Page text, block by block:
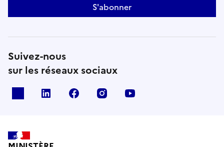
S'abonner
Suivez-nous
sur les réseaux sociaux
linkedin facebook instagram